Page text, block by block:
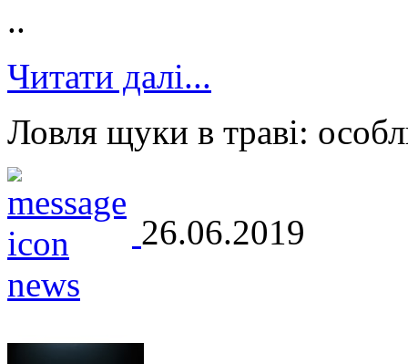
..
Читати далі...
Ловля щуки в траві:
26.06.2019